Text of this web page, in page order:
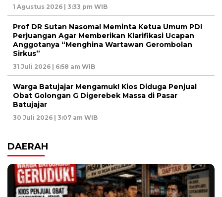
1 Agustus 2026 | 3:33 pm WIB
Prof DR Sutan Nasomal Meminta Ketua Umum PDI
Perjuangan Agar Memberikan Klarifikasi Ucapan
Anggotanya “Menghina Wartawan Gerombolan
Sirkus”
31 Juli 2026 | 6:58 am WIB
Warga Batujajar Mengamuk! Kios Diduga Penjual
Obat Golongan G Digerebek Massa di Pasar
Batujajar
30 Juli 2026 | 3:07 am WIB
DAERAH